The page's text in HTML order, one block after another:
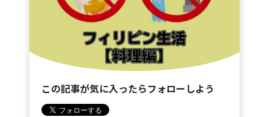
この記事が気に入ったらフォローしよう